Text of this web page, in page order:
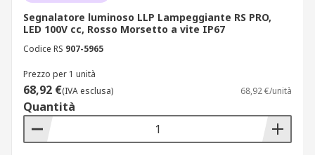
Segnalatore luminoso LLP Lampeggiante RS PRO,
LED 100V cc, Rosso Morsetto a vite IP67
Codice RS 907-5965
Prezzo per 1 unità
68,92 €(IVA esclusa) 68,92 €/unità
Quantità